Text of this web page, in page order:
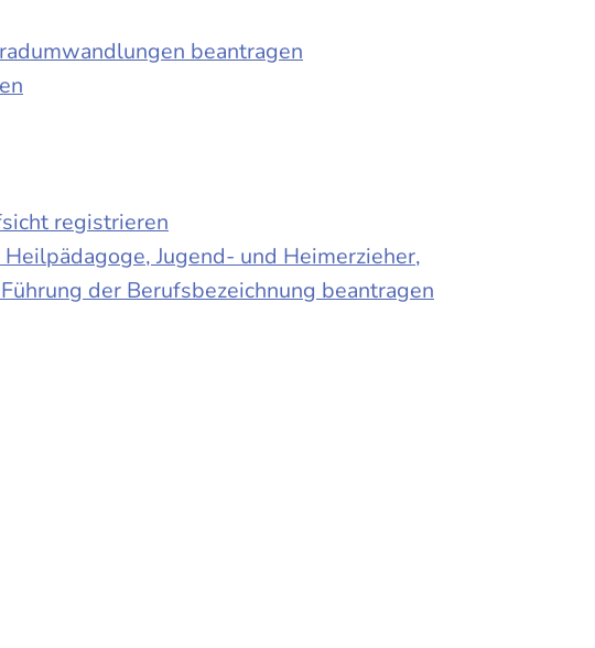
beantragen
registrieren
Jugend- und Heimerzieher,
der Berufsbezeichnung beantragen